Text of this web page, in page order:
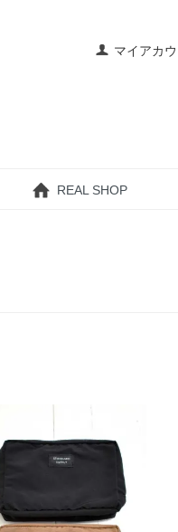
マイアカ
REAL SHOP